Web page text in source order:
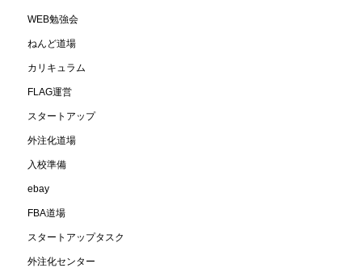
WEB勉強会
ねんど道場
カリキュラム
FLAG運営
スタートアップ
外注化道場
入校準備
ebay
FBA道場
スタートアップタスク
外注化センター